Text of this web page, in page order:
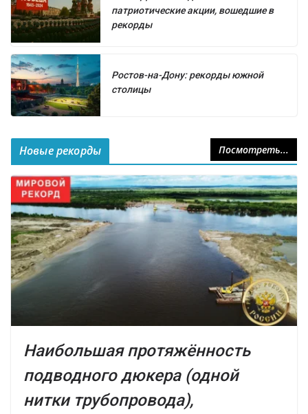
патриотические акции, вошедшие в
рекорды
Ростов-на-Дону: рекорды южной
столицы
Новые рекорды Посмотреть...
Наибольшая протяжённость
подводного дюкера (одной
нитки трубопровода),